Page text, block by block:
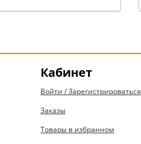
Кабинет
Войти / Зарегистрироваться
Заказы
Товары в избранном